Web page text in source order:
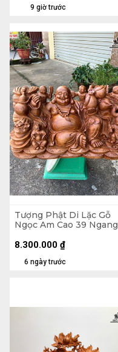
9 giờ trước
Tượng Phật Di Lặc Gỗ
Ngọc Am Cao 39 Ngang
6 ngày trước
8.300.000 ₫